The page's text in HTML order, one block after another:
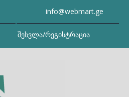
info@webmart.ge
შესვლა/რეგისტრაცია